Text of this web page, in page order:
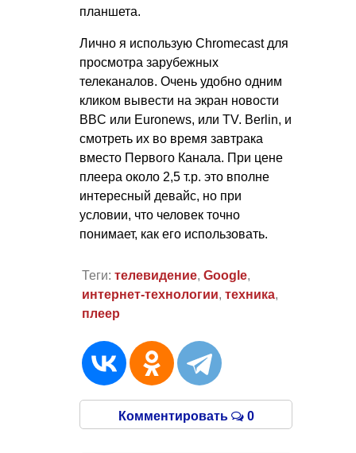
планшета.
Лично я использую Chromecast для
просмотра зарубежных
телеканалов. Очень удобно одним
кликом вывести на экран новости
BBC или Euronews, или TV. Berlin, и
смотреть их во время завтрака
вместо Первого Канала. При цене
плеера около 2,5 т.р. это вполне
интересный девайс, но при
условии, что человек точно
понимает, как его использовать.
Теги: телевидение, Google,
интернет-технологии, техника,
плеер
Комментировать 0